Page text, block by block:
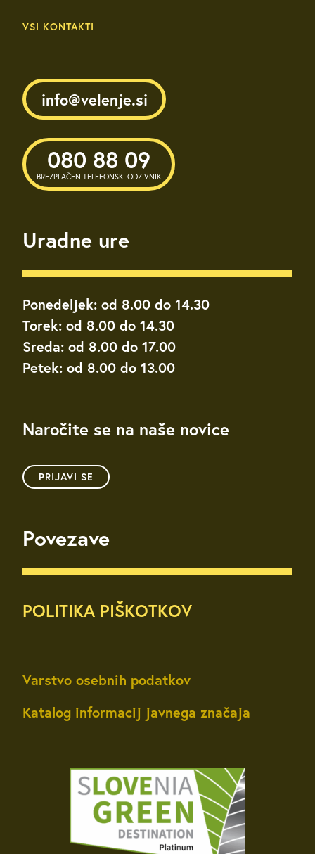
VSI KONTAKTI
info@velenje.si
080 88 09
BREZPLAČEN TELEFONSKI ODZIVNIK
Uradne ure
Ponedeljek: od 8.00 do 14.30
Torek: od 8.00 do 14.30
Sreda: od 8.00 do 17.00
Petek: od 8.00 do 13.00
Naročite se na naše novice
PRIJAVI SE
Povezave
POLITIKA PIŠKOTKOV
Varstvo osebnih podatkov
Katalog informacij javnega značaja